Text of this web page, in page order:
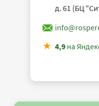
д. 61 (БЦ
4,9 на